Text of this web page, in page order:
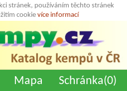
stránek, používáním těchto stránek
cookie více informací
Mapa Schránka(0)